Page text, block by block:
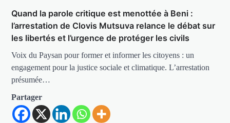
Quand la parole critique est menottée à Beni :
l’arrestation de Clovis Mutsuva relance le débat sur
les libertés et l’urgence de protéger les civils
Voix du Paysan pour former et informer les citoyens : un
engagement pour la justice sociale et climatique. L’arrestation
présumée…
Partager